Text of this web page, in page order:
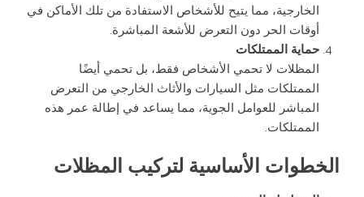
الخارجية، مما يتيح للأشخاص الاستفادة من تلك الأماكن في
أوقات الحر دون التعرض للأشعة المباشرة.
حماية الممتلكات
المظلات لا تحمي الأشخاص فقط، بل تحمي أيضًا
الممتلكات مثل السيارات والأثاث الخارجي من التعرض
المباشر للعوامل الجوية، مما يساعد في إطالة عمر هذه
الممتلكات.
الخطوات الأساسية لتركيب المظلات